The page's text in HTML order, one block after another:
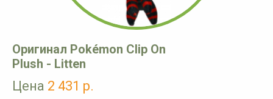
Оригинал Pokémon Clip On
Plush - Litten
Цена 2 431 р.